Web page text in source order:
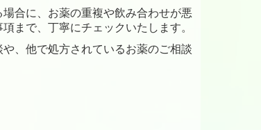
合に、お薬の重複や飲み合わせが悪
まで、丁寧にチェックいたします。
、他で処方されているお薬のご相談